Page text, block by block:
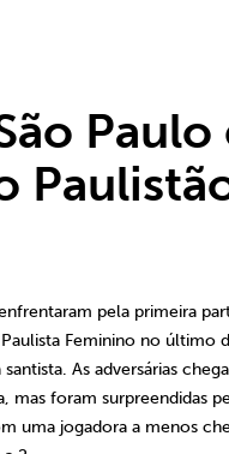
pela primeira
Feminino no último
As adversárias
mas foram surpreendidas
uma jogadora a menos